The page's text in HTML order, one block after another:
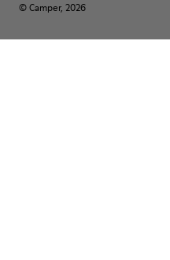
© Camper, 2026